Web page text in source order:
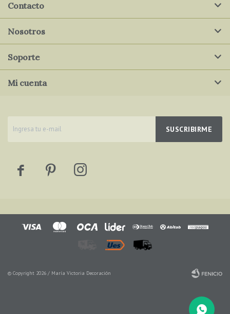
SUSCRIBIRME
  
Contacto
Nosotros
Soporte
Mi cuenta
© Copyright 2026 / María Victoria Decoración